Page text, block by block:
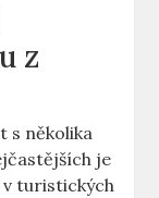
z
s několika
je
v turistických‌